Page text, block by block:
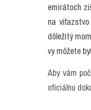
emirátoch
na
dôležitý
vy môžete
Aby vám
oficiálnu